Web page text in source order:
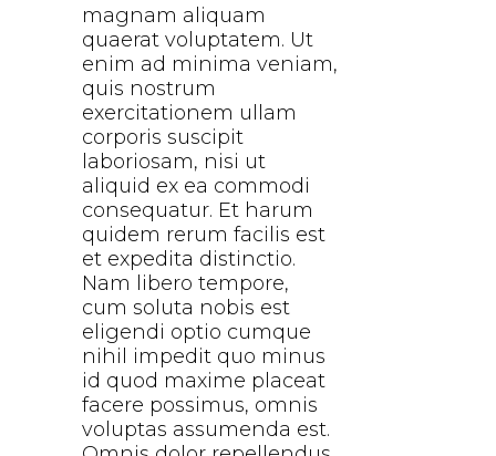
magnam aliquam
quaerat voluptatem. Ut
enim ad minima veniam,
quis nostrum
exercitationem ullam
corporis suscipit
laboriosam, nisi ut
aliquid ex ea commodi
consequatur. Et harum
quidem rerum facilis est
et expedita distinctio.
Nam libero tempore,
cum soluta nobis est
eligendi optio cumque
nihil impedit quo minus
id quod maxime placeat
facere possimus, omnis
voluptas assumenda est.